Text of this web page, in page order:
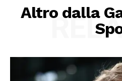
Altro dalla